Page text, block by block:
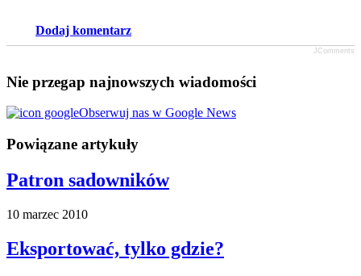
Dodaj komentarz
JComments
Nie przegap najnowszych wiadomości
Obserwuj nas w Google News
Powiązane artykuły
Patron sadowników
10 marzec 2010
Eksportować, tylko gdzie?